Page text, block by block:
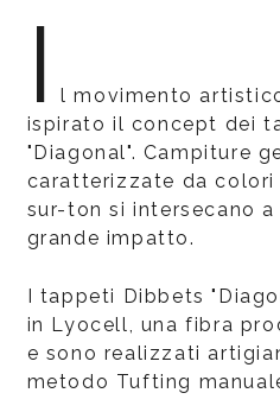
I
l movimento
ispirato il concept dei
"Diagonal". Campiture
caratterizzate da
sur-ton si intersecano
grande impatto.
I tappeti Dibbets
in Lyocell, una fibra
e sono realizzati
metodo Tufting